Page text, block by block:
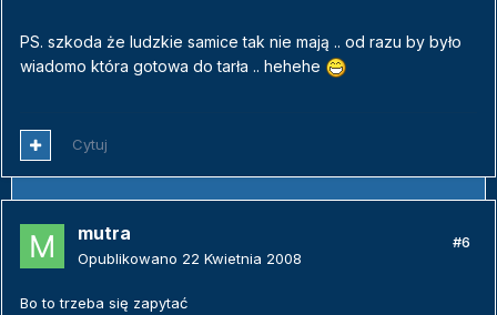
PS. szkoda że ludzkie samice tak nie mają .. od razu by było
wiadomo która gotowa do tarła .. hehehe
Cytuj
mutra
Opublikowano 22 Kwietnia 2008
#6
Bo to trzeba się zapytać